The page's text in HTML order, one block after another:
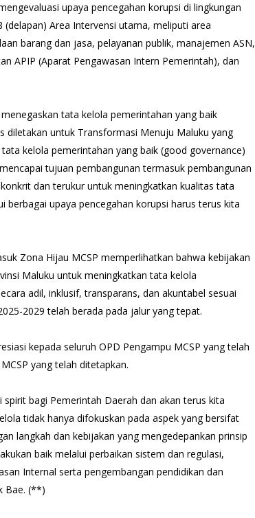
upaya pencegahan korupsi di lingkungan
Area Intervensi utama, meliputi area
barang dan jasa, pelayanan publik, manajemen ASN,
APIP (Aparat Pengawasan Intern Pemerintah), dan
tata kelola pemerintahan yang baik
diletakan untuk Transformasi Menuju Maluku yang
kelola pemerintahan yang baik (good governance)
tujuan pembangunan termasuk pembangunan
dan terukur untuk meningkatkan kualitas tata
berbagai upaya pencegahan korupsi harus terus kita
Zona Hijau MCSP memperlihatkan bahwa kebijakan
Maluku untuk meningkatkan tata kelola
adil, inklusif, transparans, dan akuntabel sesuai
2029 telah berada pada jalur yang tepat.
kepada seluruh OPD Pengampu MCSP yang telah
yang telah ditetapkan.
bagi Pemerintah Daerah dan akan terus kita
tidak hanya difokuskan pada aspek yang bersifat
langkah dan kebijakan yang mengedepankan prinsip
baik melalui perbaikan sistem dan regulasi,
Internal serta pengembangan pendidikan dan
Bae. (**)